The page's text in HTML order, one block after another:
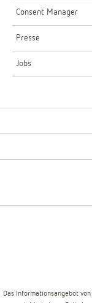
Consent Manager
Presse
Jobs
Das Informationsangebot von